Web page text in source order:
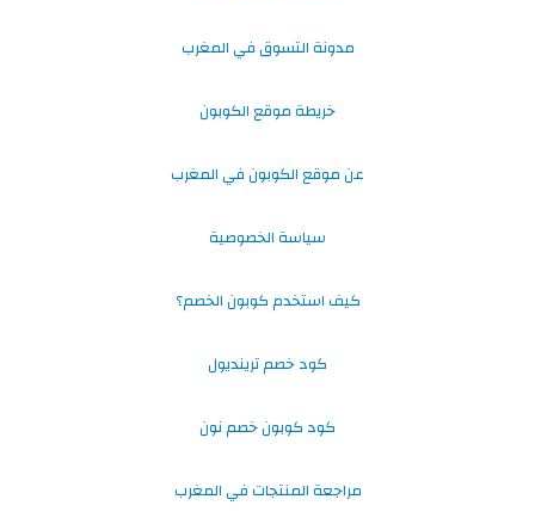
مدونة التسوق في المغرب
خريطة موقع الكوبون
عن موقع الكوبون في المغرب
سياسة الخصوصية
كيف استخدم كوبون الخصم؟
كود خصم ترينديول
كود كوبون خصم نون
مراجعة المنتجات في المغرب